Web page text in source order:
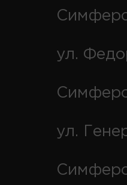
ул.
ул.